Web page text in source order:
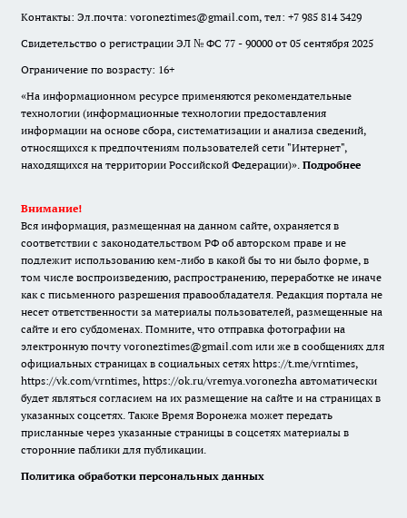
Контакты: Эл.почта: voroneztimes@gmail.com, тел: +7 985 814 3429
Свидетельство о регистрации ЭЛ № ФС 77 - 90000 от 05 сентября 2025
Ограничение по возрасту: 16+
«На информационном ресурсе применяются рекомендательные
технологии (информационные технологии предоставления
информации на основе сбора, систематизации и анализа сведений,
относящихся к предпочтениям пользователей сети "Интернет",
находящихся на территории Российской Федерации)». Подробнее
Внимание!
Вся информация, размещенная на данном сайте, охраняется в
соответствии с законодательством РФ об авторском праве и не
подлежит использованию кем-либо в какой бы то ни было форме, в
том числе воспроизведению, распространению, переработке не иначе
как с письменного разрешения правообладателя. Редакция портала не
несет ответственности за материалы пользователей, размещенные на
сайте и его субдоменах. Помните, что отправка фотографии на
электронную почту voroneztimes@gmail.com или же в сообщениях для
официальных страницах в социальных сетях https://t.me/vrntimes,
https://vk.com/vrntimes, https://ok.ru/vremya.voronezha автоматически
будет являться согласием на их размещение на сайте и на страницах в
указанных соцсетях. Также Время Воронежа может передать
присланные через указанные страницы в соцсетях материалы в
сторонние паблики для публикации.
Политика обработки персональных данных